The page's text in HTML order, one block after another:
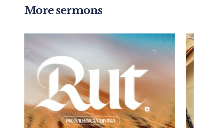
More sermons